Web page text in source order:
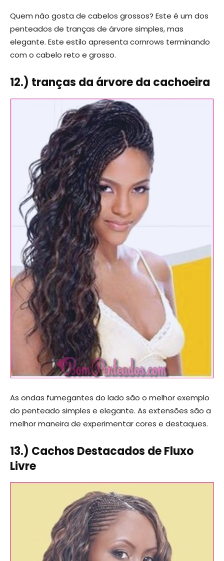
Quem não gosta de cabelos grossos? Este é um dos
penteados de tranças de árvore simples, mas
elegante. Este estilo apresenta cornrows terminando
com o cabelo reto e grosso.
12.) tranças da árvore da cachoeira
As ondas fumegantes do lado são o melhor exemplo
do penteado simples e elegante. As extensões são a
melhor maneira de experimentar cores e destaques.
13.) Cachos Destacados de Fluxo
Livre